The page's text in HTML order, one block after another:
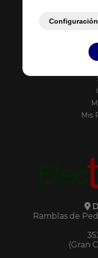
Configuración
Mis
Ramblas de
(Gran